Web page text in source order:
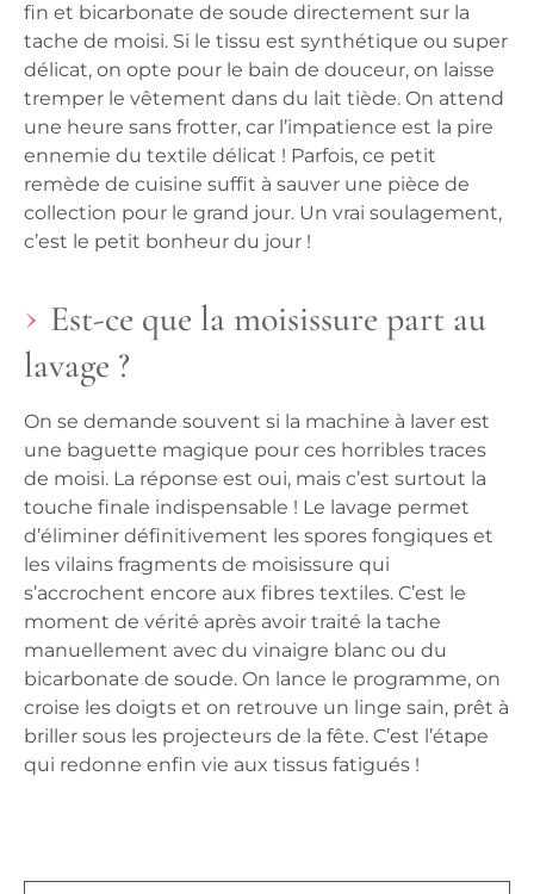
fin et bicarbonate de soude directement sur la
tache de moisi. Si le tissu est synthétique ou super
délicat, on opte pour le bain de douceur, on laisse
tremper le vêtement dans du lait tiède. On attend
une heure sans frotter, car l’impatience est la pire
ennemie du textile délicat ! Parfois, ce petit
remède de cuisine suffit à sauver une pièce de
collection pour le grand jour. Un vrai soulagement,
c’est le petit bonheur du jour !
Est-ce que la moisissure part au
lavage ?
On se demande souvent si la machine à laver est
une baguette magique pour ces horribles traces
de moisi. La réponse est oui, mais c’est surtout la
touche finale indispensable ! Le lavage permet
d’éliminer définitivement les spores fongiques et
les vilains fragments de moisissure qui
s’accrochent encore aux fibres textiles. C’est le
moment de vérité après avoir traité la tache
manuellement avec du vinaigre blanc ou du
bicarbonate de soude. On lance le programme, on
croise les doigts et on retrouve un linge sain, prêt à
briller sous les projecteurs de la fête. C’est l’étape
qui redonne enfin vie aux tissus fatigués !